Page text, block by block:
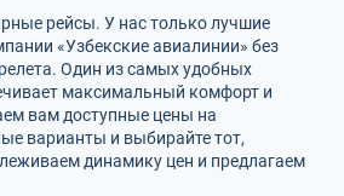
рейсы. У нас только лучшие
«Узбекские авиалинии» без
Один из самых удобных
максимальный комфорт и
вам доступные цены на
варианты и выбирайте тот,
динамику цен и предлагаем